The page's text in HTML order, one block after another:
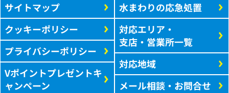
サイトマップ
クッキーポリシー
プライバシーポリシー
Vポイントプレゼントキ
ャンペーン
水まわりの応急処置
対応エリア・
支店・営業所一覧
対応地域
メール相談・お問合せ